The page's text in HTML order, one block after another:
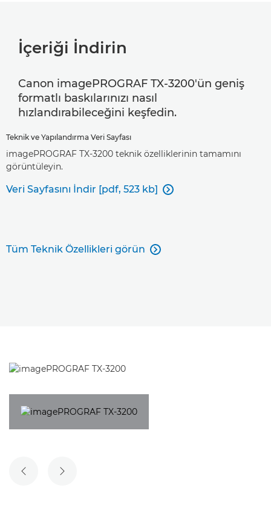
İçeriği İndirin
Canon imagePROGRAF TX-3200'ün geniş
formatlı baskılarınızı nasıl
hızlandırabileceğini keşfedin.
Teknik ve Yapılandırma Veri Sayfası
imagePROGRAF TX-3200 teknik özelliklerinin tamamını
görüntüleyin.
Veri Sayfasını İndir [pdf, 523 kb] 
Tüm Teknik Özellikleri görün 
ÖNCEKI SLAYTSONRAKI SLAYT